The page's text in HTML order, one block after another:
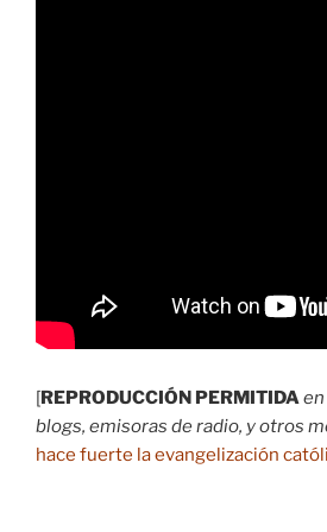
[REPRODUCCIÓN PERMITIDA
blogs, emisoras de radio, y otros
hace fuerte la evangelización